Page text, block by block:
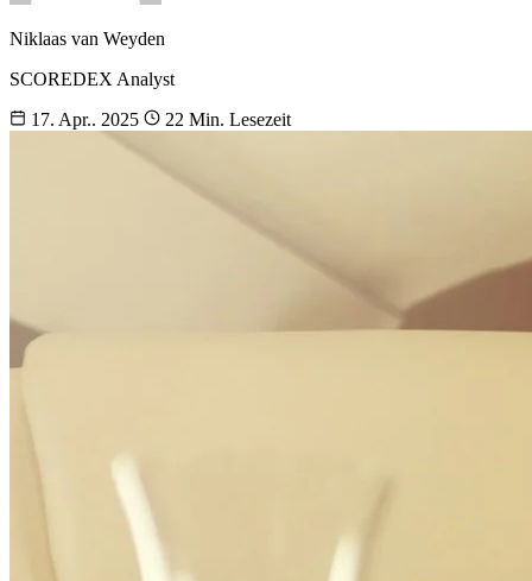
Niklaas van Weyden
SCOREDEX Analyst
17. Apr.. 2025
22 Min. Lesezeit